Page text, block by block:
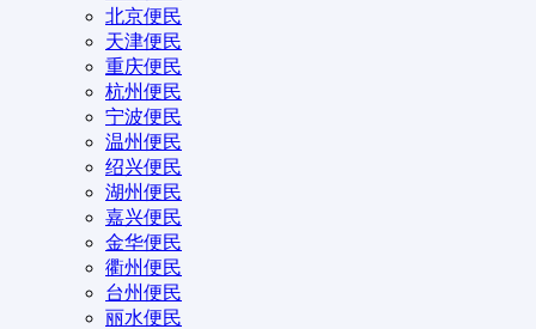
北京便民
天津便民
重庆便民
杭州便民
宁波便民
温州便民
绍兴便民
湖州便民
嘉兴便民
金华便民
衢州便民
台州便民
丽水便民